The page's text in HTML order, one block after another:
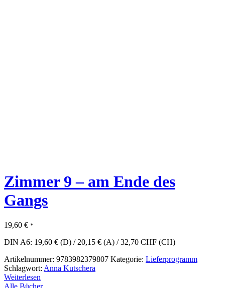
Zimmer 9 – am Ende des
Gangs
19,60 € *
DIN A6: 19,60 € (D) / 20,15 € (A) / 32,70 CHF (CH)
Artikelnummer: 9783982379807 Kategorie: Lieferprogramm
Schlagwort: Anna Kutschera
Weiterlesen
Alle Bücher